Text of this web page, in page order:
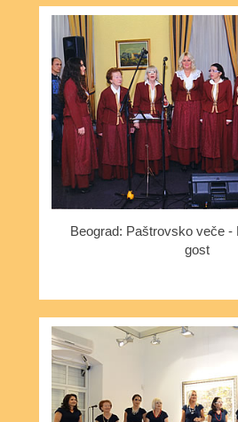
Beograd: Paštrovsko veče -
gost